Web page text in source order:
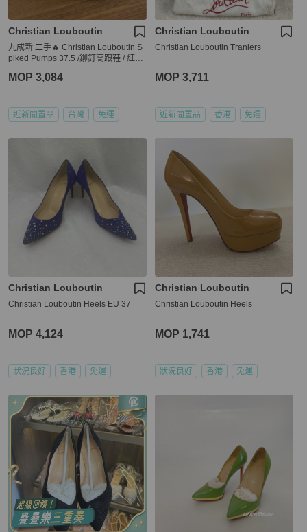
Christian Louboutin
九成新 二手🔥 Christian Louboutin S
piked Pumps 37.5 /鉚釘高跟鞋 / 紅底
MOP 3,084
近新閒置品 台灣 免運
Christian Louboutin
Christian Louboutin Traniers
MOP 3,711
近新閒置品 香港 免運
Christian Louboutin
Christian Louboutin Heels EU 37
MOP 4,124
狀況良好 香港 免運
Christian Louboutin
Christian Louboutin Heels
MOP 1,741
狀況良好 香港 免運